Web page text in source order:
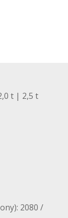
t | 2,5 t
2080 /